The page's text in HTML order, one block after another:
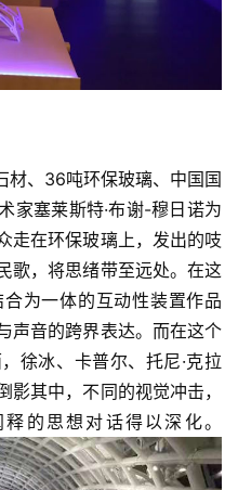
材、36吨环保玻璃、中国国
家塞莱斯特·布谢-穆日诺为
走在环保玻璃上，发出的吱
歌，将思绪带至远处。在这
为一体的互动性装置作品
声音的跨界表达。而在这个
徐冰、卡普尔、托尼·克拉
其中，不同的视觉冲击，
的思想对话得以深化。